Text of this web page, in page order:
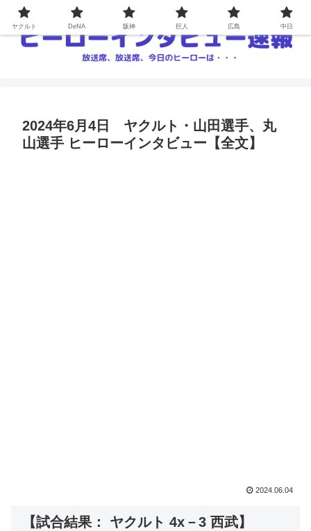
2024年6月4日 ヤクルト・山田選手、丸
山選手 ヒーローインタビュー【全文】
2024.06.04
【試合結果： ヤクルト 4x－3 西武】
ヤクルト DeNA 阪神 巨人 広島 中日